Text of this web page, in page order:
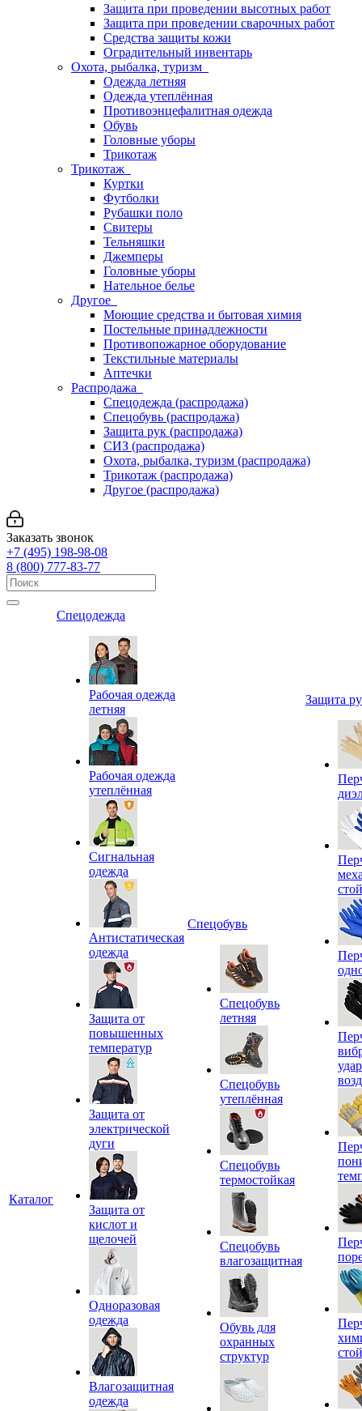
Защита при проведении высотных работ
Защита при проведении сварочных работ
Средства защиты кожи
Оградительный инвентарь
Охота, рыбалка, туризм
Одежда летняя
Одежда утеплённая
Противоэнцефалитная одежда
Обувь
Головные уборы
Трикотаж
Трикотаж
Куртки
Футболки
Рубашки поло
Свитеры
Тельняшки
Джемперы
Головные уборы
Нательное белье
Другое
Моющие средства и бытовая химия
Постельные принадлежности
Противопожарное оборудование
Текстильные материалы
Аптечки
Распродажа
Спецодежда (распродажа)
Спецобувь (распродажа)
Защита рук (распродажа)
СИЗ (распродажа)
Охота, рыбалка, туризм (распродажа)
Трикотаж (распродажа)
Другое (распродажа)
Заказать звонок
+7 (495) 198-98-08
8 (800) 777-83-77
Каталог
Спецодежда
Рабочая одежда
летняя
Рабочая одежда
утеплённая
Сигнальная
одежда
Антистатическая
одежда
Защита от
повышенных
температур
Защита от
электрической
дуги
Защита от
кислот и
щелочей
Одноразовая
одежда
Влагозащитная
одежда
Спецобувь
Спецобувь
летняя
Спецобувь
утеплённая
Спецобувь
термостойкая
Спецобувь
влагозащитная
Обувь для
охранных
структур
Защита